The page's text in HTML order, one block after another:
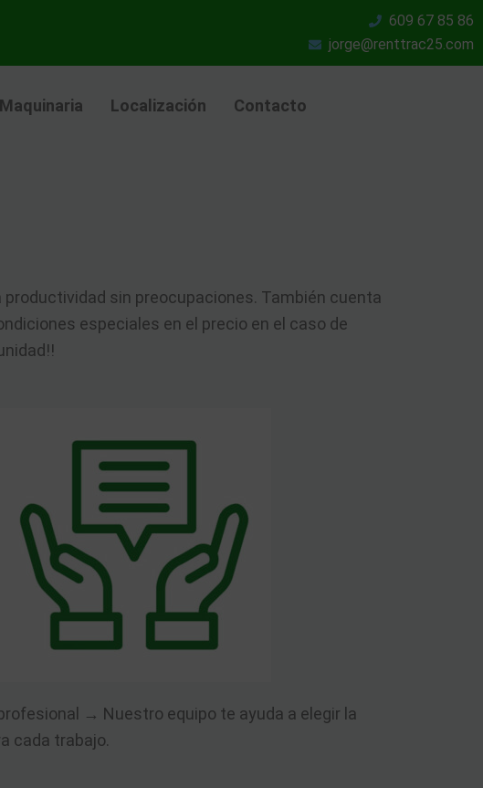
609 67 85 86
jorge@renttrac25.com
Maquinaria Localización Contacto
sin preocupaciones. También cuenta
especiales en el precio en el caso de
→ Nuestro equipo te ayuda a elegir la
cada trabajo.